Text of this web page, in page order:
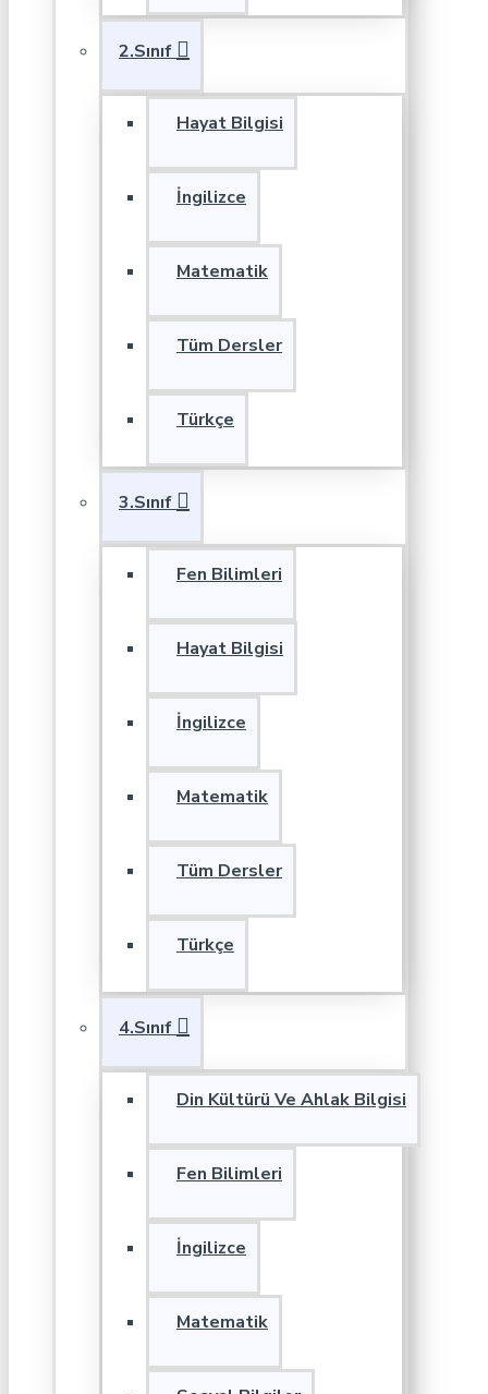
2.Sınıf
Hayat Bilgisi
İngilizce
Matematik
Tüm Dersler
Türkçe
3.Sınıf
Fen Bilimleri
Hayat Bilgisi
İngilizce
Matematik
Tüm Dersler
Türkçe
4.Sınıf
Din Kültürü Ve Ahlak Bilgisi
Fen Bilimleri
İngilizce
Matematik